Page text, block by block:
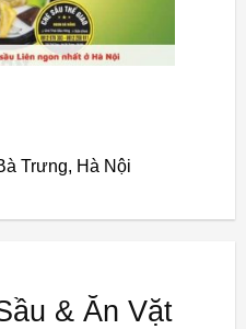
Trưng, Hà Nội
& Ăn Vặt